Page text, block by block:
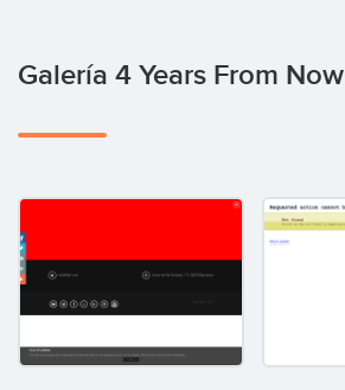
Galería 4 Years From Now